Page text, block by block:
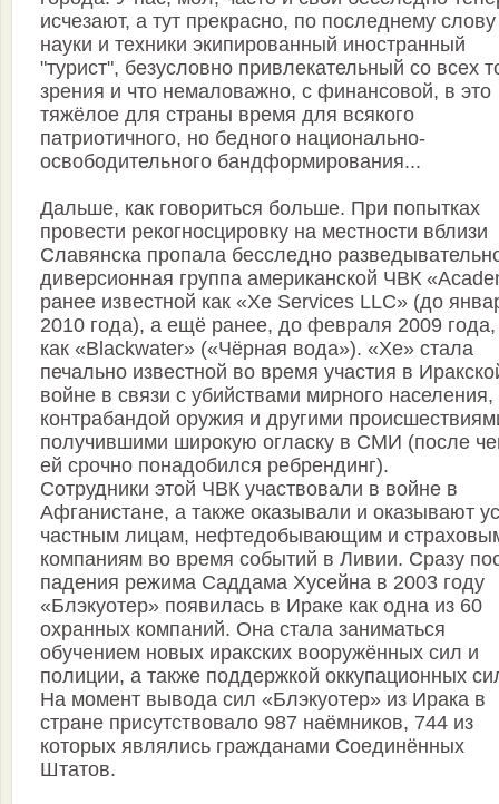
исчезают, а тут прекрасно, по последнему слову
науки и техники экипированный иностранный
"турист", безусловно привлекательный со всех
зрения и что немаловажно, с финансовой, в это
тяжёлое для страны время для всякого
патриотичного, но бедного национально-
освободительного бандформирования...
Дальше, как говориться больше. При попытках
провести рекогносцировку на местности вблизи
Славянска пропала бесследно
диверсионная группа американской ЧВК
ранее известной как «Xe Services LLC» (до
2010 года), а ещё ранее, до февраля 2009
как «Blackwater» («Чёрная вода»). «Xe» стала
печально известной во время участия в
войне в связи с убийствами мирного населения,
контрабандой оружия и другими
получившими широкую огласку в СМИ (после
ей срочно понадобился ребрендинг).
Сотрудники этой ЧВК участвовали в войне в
Афганистане, а также оказывали и оказывают
частным лицам, нефтедобывающим и
компаниям во время событий в Ливии. Сразу
падения режима Саддама Хусейна в 2003 году
«Блэкуотер» появилась в Ираке как одна из 60
охранных компаний. Она стала заниматься
обучением новых иракских вооружённых сил и
полиции, а также поддержкой оккупационных
На момент вывода сил «Блэкуотер» из Ирака в
стране присутствовало 987 наёмников, 744 из
которых являлись гражданами Соединённых
Штатов.